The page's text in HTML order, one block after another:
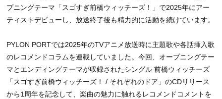
プニングテーマ「スゴすぎ前橋ウィッチーズ！」で2025年にアー
ティストデビューし、放送終了後も精力的に活動を続けています。
PYLON PORTでは2025年のTVアニメ放送時に主題歌や各話挿入歌
のレコメンドコラムを連載していました。今回、オープニングテー
マとエンディングテーマが収録されたシングル 前橋ウィッチーズ
「スゴすぎ前橋ウィッチーズ！ / それぞれのドア」のCDリリース
から1周年を記念して、楽曲の魅力に触れるレコメンドコメントを